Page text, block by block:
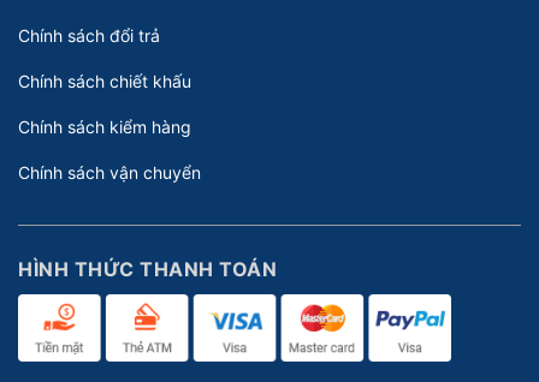
Chính sách đổi trả
Chính sách chiết khấu
Chính sách kiểm hàng
Chính sách vận chuyển
HÌNH THỨC THANH TOÁN